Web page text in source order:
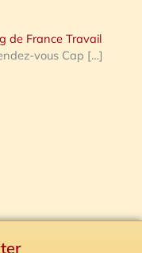
de France Travail
vous Cap […]